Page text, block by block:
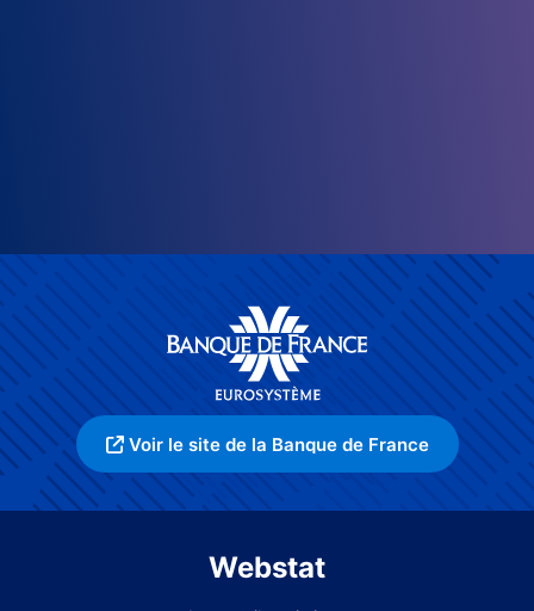
Voir le site de la Banque de France
Webstat